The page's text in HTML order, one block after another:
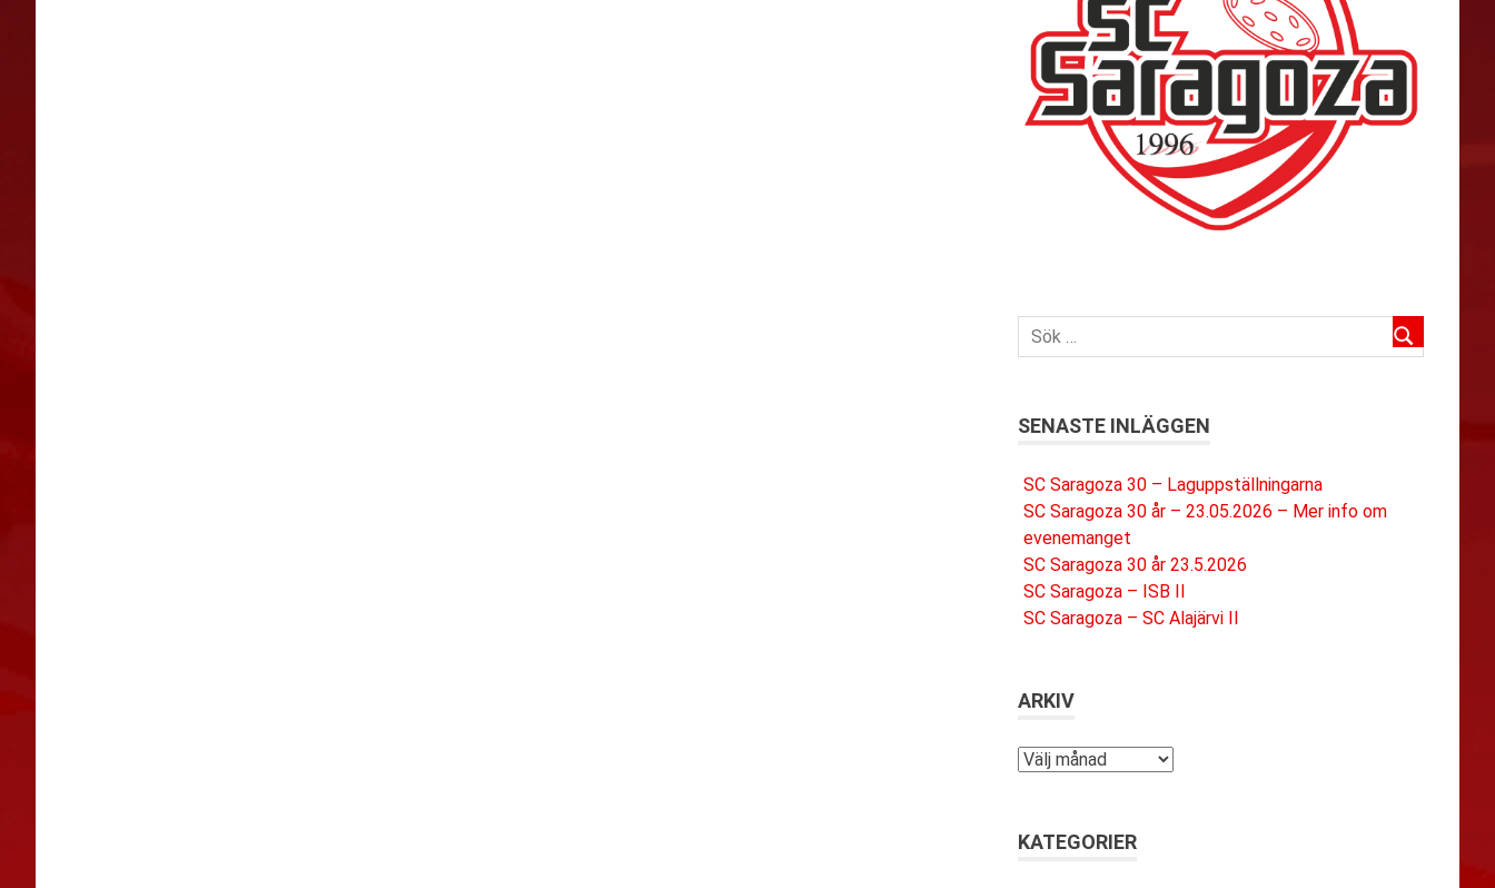
SENASTE INLÄGGEN
SC Saragoza 30 – Laguppställningarna
SC Saragoza 30 år – 23.05.2026 – Mer info om
evenemanget
SC Saragoza 30 år 23.5.2026
SC Saragoza – ISB II
SC Saragoza – SC Alajärvi II
ARKIV
Arkiv
KATEGORIER